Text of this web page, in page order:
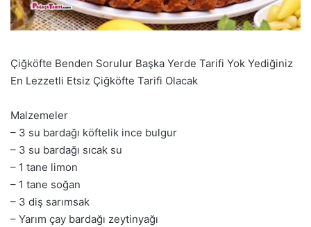
Çiğköfte Benden Sorulur Başka Yerde Tarifi Yok Yediğiniz
En Lezzetli Etsiz Çiğköfte Tarifi Olacak
Malzemeler
– 3 su bardağı köftelik ince bulgur
– 3 su bardağı sıcak su
– 1 tane limon
– 1 tane soğan
– 3 diş sarımsak
– Yarım çay bardağı zeytinyağı